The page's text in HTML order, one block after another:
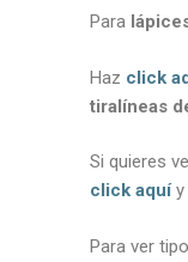
Para
Haz click
tiralíneas
Si quieres
click aquíy
Para ver